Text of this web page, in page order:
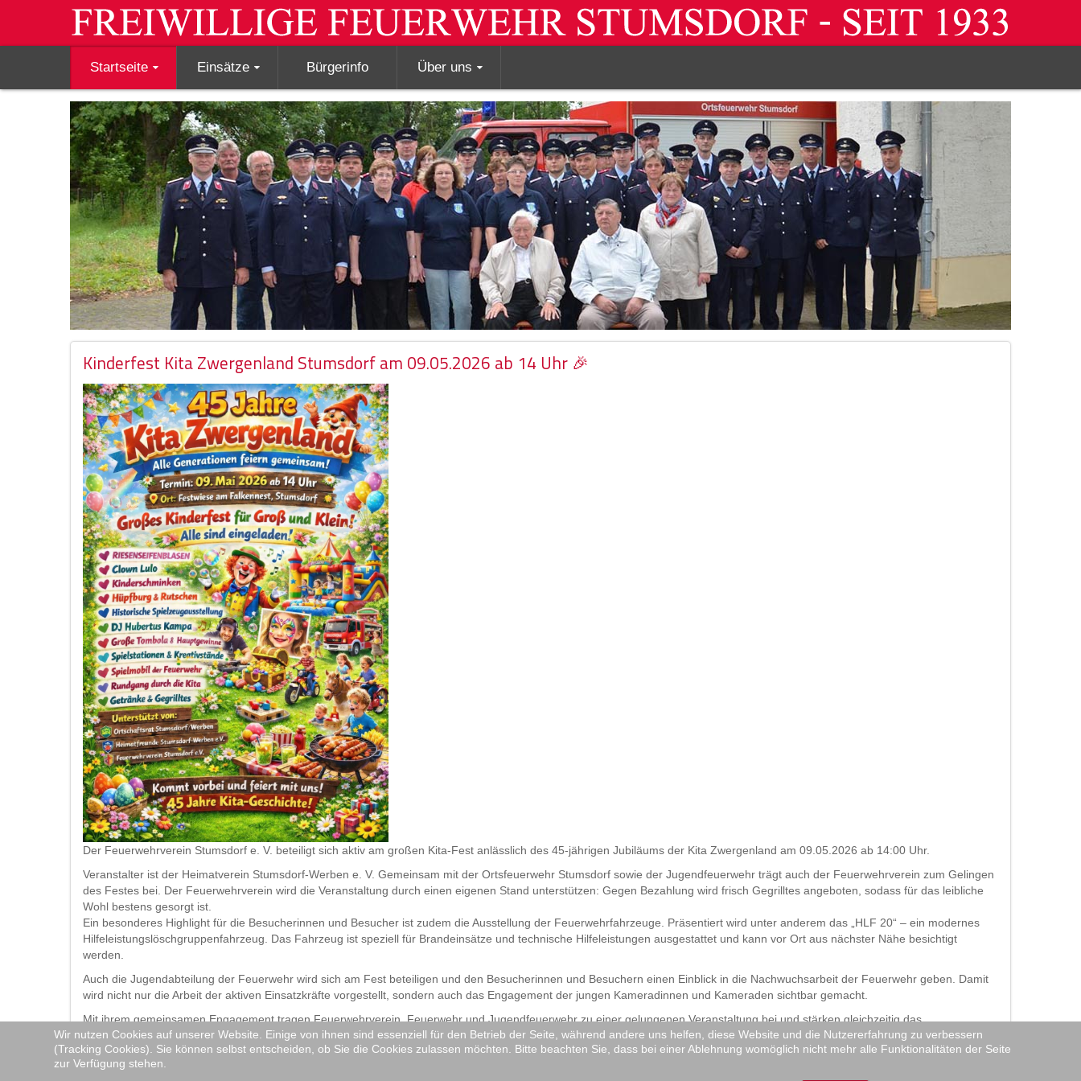
Startseite Einsätze Bürgerinfo Über uns
Kinderfest Kita Zwergenland Stumsdorf am 09.05.2026 ab 14 Uhr 🎉
Der Feuerwehrverein Stumsdorf e. V. beteiligt sich aktiv am großen Kita-Fest anlässlich des 45-jährigen Jubiläums der Kita Zwergenland am 09.05.2026 ab 14:00 Uhr.
Veranstalter ist der Heimatverein Stumsdorf-Werben e. V. Gemeinsam mit der Ortsfeuerwehr Stumsdorf sowie der Jugendfeuerwehr trägt auch der Feuerwehrverein zum Gelingen
des Festes bei. Der Feuerwehrverein wird die Veranstaltung durch einen eigenen Stand unterstützen: Gegen Bezahlung wird frisch Gegrilltes angeboten, sodass für das leibliche
Wohl bestens gesorgt ist.
Ein besonderes Highlight für die Besucherinnen und Besucher ist zudem die Ausstellung der Feuerwehrfahrzeuge. Präsentiert wird unter anderem das „HLF 20“ – ein modernes
Hilfeleistungslöschgruppenfahrzeug. Das Fahrzeug ist speziell für Brandeinsätze und technische Hilfeleistungen ausgestattet und kann vor Ort aus nächster Nähe besichtigt
werden.
Auch die Jugendabteilung der Feuerwehr wird sich am Fest beteiligen und den Besucherinnen und Besuchern einen Einblick in die Nachwuchsarbeit der Feuerwehr geben. Damit
wird nicht nur die Arbeit der aktiven Einsatzkräfte vorgestellt, sondern auch das Engagement der jungen Kameradinnen und Kameraden sichtbar gemacht.
Mit ihrem gemeinsamen Engagement tragen Feuerwehrverein, Feuerwehr und Jugendfeuerwehr zu einer gelungenen Veranstaltung bei und stärken gleichzeitig das
Gemeinschaftsgefühl im Ort.
Falls wir Ihr Interesse wecken sollten, scheuen Sie sich nicht, unsere Kameradinnen und Kameraden vor Ort anzusprechen, um mehr über unseren Verein, die Feuerwehr sowie
Wir nutzen Cookies auf unserer Website. Einige von ihnen sind essenziell für den Betrieb der Seite, während andere uns helfen, diese Website und die Nutzererfahrung zu verbessern
(Tracking Cookies). Sie können selbst entscheiden, ob Sie die Cookies zulassen möchten. Bitte beachten Sie, dass bei einer Ablehnung womöglich nicht mehr alle Funktionalitäten der Seite
zur Verfügung stehen.